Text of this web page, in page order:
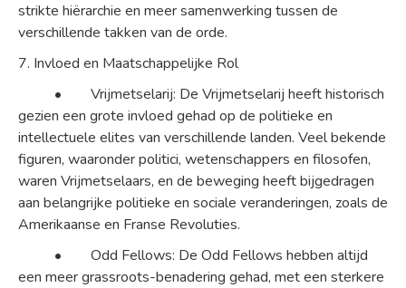
strikte hiërarchie en meer samenwerking tussen de
verschillende takken van de orde.
7. Invloed en Maatschappelijke Rol
• Vrijmetselarij: De Vrijmetselarij heeft historisch
gezien een grote invloed gehad op de politieke en
intellectuele elites van verschillende landen. Veel bekende
figuren, waaronder politici, wetenschappers en filosofen,
waren Vrijmetselaars, en de beweging heeft bijgedragen
aan belangrijke politieke en sociale veranderingen, zoals de
Amerikaanse en Franse Revoluties.
• Odd Fellows: De Odd Fellows hebben altijd
een meer grassroots-benadering gehad, met een sterkere